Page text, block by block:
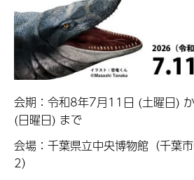
会期：令和8年7月11日 (土曜日)
(日曜日) まで
会場：千葉県立中央博物館（千葉
2）